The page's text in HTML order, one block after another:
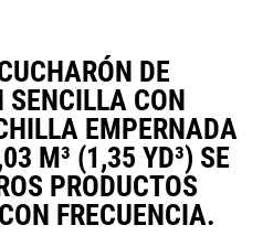
DE
CON
EMPERNADA
M³ (1,35 YD³) SE
PRODUCTOS
FRECUENCIA.